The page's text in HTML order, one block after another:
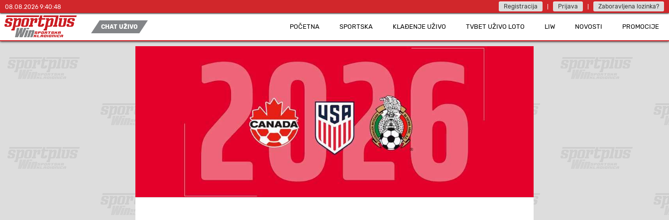
08.08.2026 9:40:48 Registracija Prijava Zaboravljena lozinka?
CHAT UŽIVO POČETNA SPORTSKA KLAĐENJE UŽIVO TVBET UŽIVO LOTO LIW NOVOSTI PROMOCIJE